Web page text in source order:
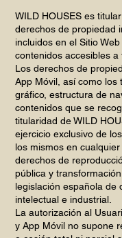
WILD HOUSES es
derechos de propiedad
incluidos en el Sitio
contenidos accesibles a
Los derechos de
App Móvil, así como los
gráfico, estructura de
contenidos que se
titularidad de WILD
ejercicio exclusivo de
los mismos en
derechos de
pública y
legislación española de
intelectual e industrial.
La autorización al
y App Móvil no supone